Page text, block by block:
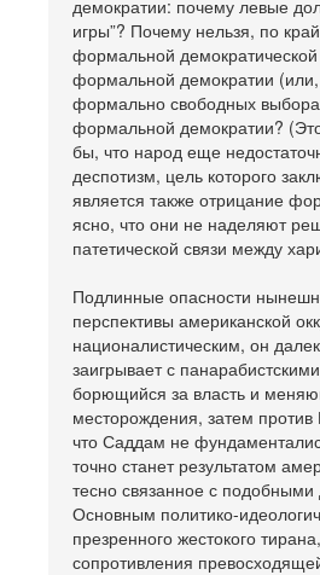
демократии: почему левые
игры”? Почему нельзя, по
формальной
формальной демократии
формально свободных
формальной демократии?
бы, что народ еще
деспотизм, цель которого
является также отрицание
ясно, что они не наделяют
патетической связи между
Подлинные опасности
перспективы американской
националистическим, он
заигрывает с
борющийся за власть и
месторождения, затем
что Саддам не
точно станет результатом
тесно связанное с
Основным политико-
презренного жестокого
сопротивления